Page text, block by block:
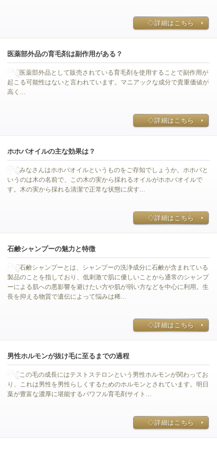
◇詳細はこちら
医薬部外品の育毛剤は副作用がある？
医薬部外品として販売されている育毛剤を使用することで副作用が
起こる可能性はないと言われています。マニアックな成分で貴重価値が
高く...
◇詳細はこちら
ホホバオイルの主な効果は？
みなさんはホホバオイルというものをご存知でしょうか。ホホバと
いうのは木の名前で、この木の実から採れるオイルがホホバオイルで
す。木の実から採れる清潔で正常な状態に戻す...
◇詳細はこちら
石鹸シャンプーの魅力と特徴
石鹸シャンプーとは、シャンプーの洗浄成分に石鹸が含まれている
製品のことを指しており、低刺激で肌に優しいことから通常のシャンプ
ーによる肌への悪影響を避けたい方や肌が弱い方などを中心に利用。生
長を抑える物質で遺伝によって悩みは稀...
◇詳細はこちら
男性ホルモンが抜け毛に至るまでの過程
この毛の成長にはテストステロンという男性ホルモンが関わってお
り、これは男性を男性らしくするためのホルモンとされています。明日
葉が豊富な濃厚に堪能するパワフル育毛剤サイト...
◇詳細はこちら